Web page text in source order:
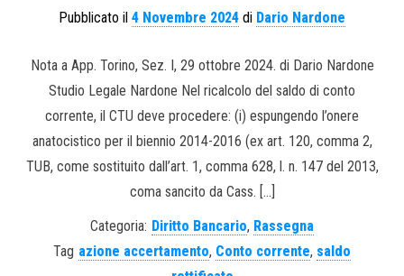
Pubblicato il 4 Novembre 2024 di Dario Nardone
Nota a App. Torino, Sez. I, 29 ottobre 2024. di Dario Nardone
Studio Legale Nardone Nel ricalcolo del saldo di conto
corrente, il CTU deve procedere: (i) espungendo l’onere
anatocistico per il biennio 2014-2016 (ex art. 120, comma 2,
TUB, come sostituito dall’art. 1, comma 628, l. n. 147 del 2013,
coma sancito da Cass. […]
Categoria: Diritto Bancario, Rassegna
Tag azione accertamento, Conto corrente, saldo